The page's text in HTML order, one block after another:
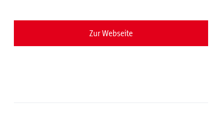
Zur Webseite